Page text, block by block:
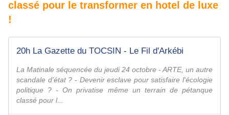
classé pour le transformer en hotel de luxe
!
20h La Gazette du TOCSIN - Le Fil d'Arkébi
La Matinale séquencée du jeudi 24 octobre - ARTE, un autre
scandale d'état ? - Devenir esclave pour satisfaire l'écologie
politique ? - On privatise même un terrain de pétanque
classé pour l...